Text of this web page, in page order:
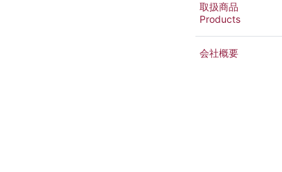
取扱商品
Products
会社概要